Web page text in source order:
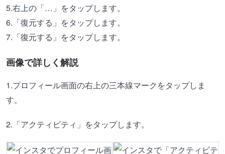
5.右上の「…」をタップします。
6.「復元する」をタップします。
7.「復元する」をタップします。
画像で詳しく解説
1.プロフィール画面の右上の三本線マークをタップしま
す。
2.「アクティビティ」をタップします。